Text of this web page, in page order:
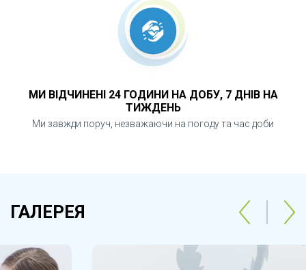
МИ ВІДЧИНЕНІ 24 ГОДИНИ НА ДОБУ, 7 ДНІВ НА
ТИЖДЕНЬ
Ми завжди поруч, незважаючи на погоду та час доби
ГАЛЕРЕЯ